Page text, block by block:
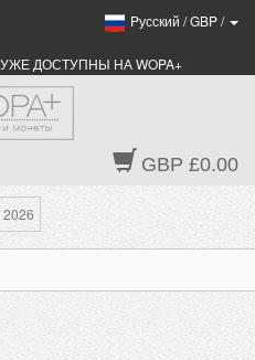
Pусский /GBP/
ДОСТУПНЫ НА WOPA+
GBP £0.00
2026